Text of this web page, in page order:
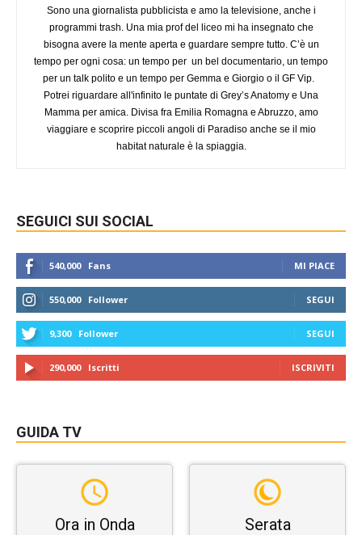
Sono una giornalista pubblicista e amo la televisione, anche i
programmi trash. Una mia prof del liceo mi ha insegnato che
bisogna avere la mente aperta e guardare sempre tutto. C’è un
tempo per ogni cosa: un tempo per un bel documentario, un tempo
per un talk polito e un tempo per Gemma e Giorgio o il GF Vip.
Potrei riguardare all'infinito le puntate di Grey’s Anatomy e Una
Mamma per amica. Divisa fra Emilia Romagna e Abruzzo, amo
viaggiare e scoprire piccoli angoli di Paradiso anche se il mio
habitat naturale è la spiaggia.
SEGUICI SUI SOCIAL
540,000 Fans MI PIACE
550,000 Follower SEGUI
9,300 Follower SEGUI
290,000 Iscritti ISCRIVITI
GUIDA TV
Ora in Onda Serata